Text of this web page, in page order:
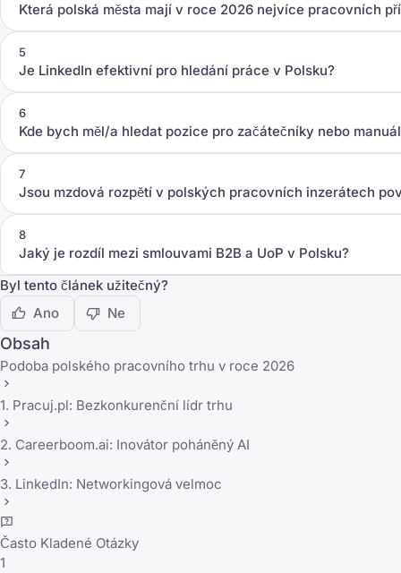
Která polská města mají v roce 2026 nejvíce pracovních
5
Je LinkedIn efektivní pro hledání práce v Polsku?
6
Kde bych měl/a hledat pozice pro začátečníky nebo
7
Jsou mzdová rozpětí v polských pracovních inzerátech
8
Jaký je rozdíl mezi smlouvami B2B a UoP v Polsku?
Byl tento článek užitečný?
Ano
Ne
Obsah
Podoba polského pracovního trhu v roce 2026
1. Pracuj.pl: Bezkonkurenční lídr trhu
2. Careerboom.ai: Inovátor poháněný AI
3. LinkedIn: Networkingová velmoc
Často Kladené Otázky
1